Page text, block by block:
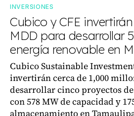
INVERSIONES
Cubico y CFE
MDD para desarrollar
energía renovable en
Cubico Sustainable
invertirán cerca de 1,000
desarrollar cinco proyectos
con 578 MW de capacidad y
almacenamiento en